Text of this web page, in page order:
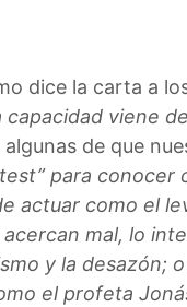
dice la carta a
viene
de que
para
actuar como el
mal, lo
y la
el profeta